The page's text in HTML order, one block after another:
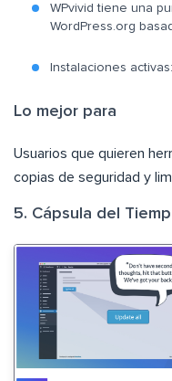
WPvivid tiene una
WordPress.org
Instalaciones activas:
Lo mejor para
Usuarios que quieren
copias de seguridad y
5. Cápsula del